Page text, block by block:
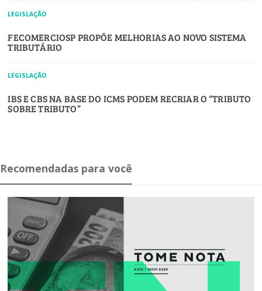
LEGISLAÇÃO
FECOMERCIOSP PROPÕE MELHORIAS AO NOVO SISTEMA
TRIBUTÁRIO
LEGISLAÇÃO
IBS E CBS NA BASE DO ICMS PODEM RECRIAR O “TRIBUTO
SOBRE TRIBUTO”
Recomendadas para você